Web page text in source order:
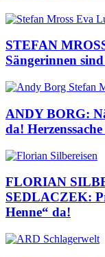
STEFAN
Sängerinnen
ANDY BORG:
da!
FLORIAN
SEDLACZEK:
Henne“ da!